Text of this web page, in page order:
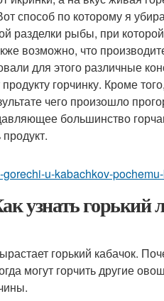
способ по которому я
разделки рыбы, при
возможно, что
для этого различные
горчинку. Кроме
чего произошло
большинство
u-kabachkov-
узнать горький
горький кабачок.
могут горчить другие